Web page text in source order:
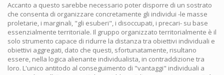
Accanto a questo sarebbe necessario poter disporre di un sostrato
che consenta di organizzare concretamente gli individui -le masse
proletarie, i marginali, "gli esuberi", i disoccupati, i precari- su base
essenzialmente territoriale. Il gruppo organizzato territorialmente è il
solo strumento capace di ridurre la distanza tra obiettivi individuali e
obiettivi aggregati, dato che questi, sfortunatamente, risultano
essere, nella logica alienante individualista, in contraddizione tra
loro. L'unico antitodo al conseguimento di "vantaggi" individuali a